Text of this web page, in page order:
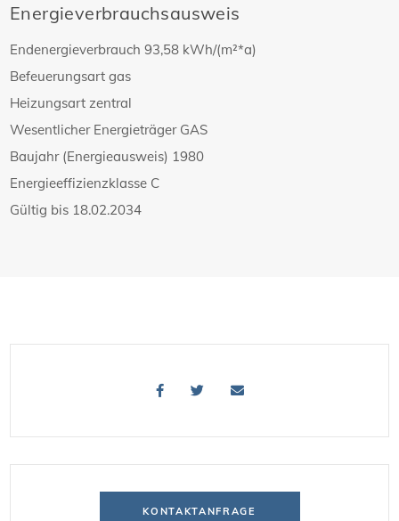
Energieverbrauchsausweis
Endenergieverbrauch 93,58 kWh/(m²*a)
Befeuerungsart gas
Heizungsart zentral
Wesentlicher Energieträger GAS
Baujahr (Energieausweis) 1980
Energieeffizienzklasse C
Gültig bis 18.02.2034
KONTAKTANFRAGE